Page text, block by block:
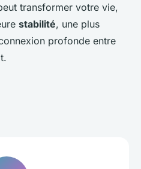
transformer votre vie,
stabilité, une plus
profonde entre